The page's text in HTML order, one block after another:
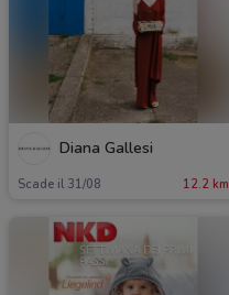
Diana Gallesi
Scade il 31/08 12.2 km